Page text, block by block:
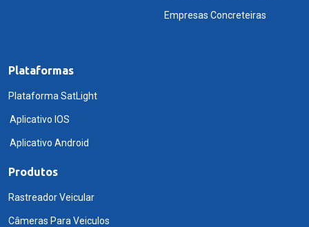
Empresas Concreteiras
Plataformas
Plataforma SatLight
Aplicativo IOS
Aplicativo Android
Produtos
Rastreador Veicular
Câmeras Para Veiculos